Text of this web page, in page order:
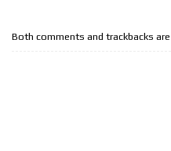
Both comments and trackbacks are
THỐNG